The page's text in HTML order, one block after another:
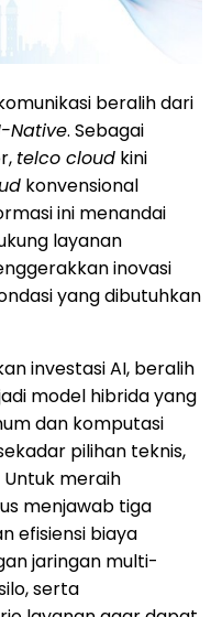
beralih dari
Native. Sebagai
telco cloud kini
konvensional
ini menandai
layanan
inovasi
yang dibutuhkan
investasi AI, beralih
model hibrida yang
dan komputasi
pilihan teknis,
meraih
menjawab tiga
efisiensi biaya
jaringan multi-
serta